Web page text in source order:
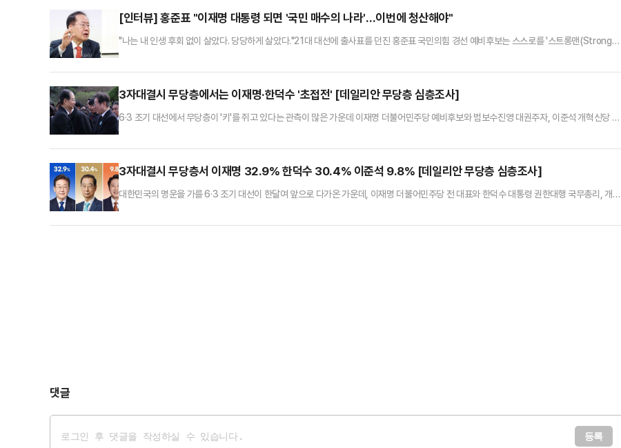
[인터뷰] 홍준표 "이재명 대통령 되면 '국민 매수의 나라'…이번에 청산해야"
"나는 내 인생 후회 없이 살았다. 당당하게 살았다."21대 대선에 출사표를 던진 홍준표 국민의힘 경선 예비후보는 스스로를 '스트롱맨(Strong
미지를 각인시키기 위해 고안된 정치적 자신감이다. '스트롱맨' 홍 예비후보의 자신감은 단순히 '잘 싸운다'는 의미에서 태어난 것만은 아니다. 그
3자대결시 무당층에서는 이재명·한덕수 '초접전' [데일리안 무당층 심층조사]
6·3 조기 대선에서 무당층이 '키'를 쥐고 있다는 관측이 많은 가운데 이재명 더불어민주당 예비후보와 범보수진영 대권주자, 이준석 개혁신당 후
서 이재명 더불어민주당 예비후보와 접전을 벌이는 것으로 나타났다.한 대행은 아직 대선 출마 여부와 관련해 명확한 입장을 밝히지 않은 상태지
3자대결시 무당층서 이재명 32.9% 한덕수 30.4% 이준석 9.8% [데일리안 무당층 심층조사]
대한민국의 명운을 가를 6·3 조기 대선이 한달여 앞으로 다가온 가운데, 이재명 더불어민주당 전 대표와 한덕수 대통령 권한대행 국무총리, 개혁
지지를 얻는 것으로 나타났다.데일리안이 여론조사 전문기관 여론조사공정㈜에 의뢰해 지난 15~16일 이틀간 무선 100% RDD ARS 방식을
댓글